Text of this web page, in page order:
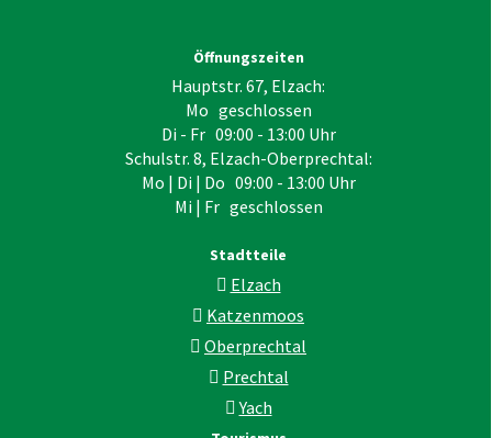
Öffnungszeiten
Hauptstr. 67, Elzach:
Mo geschlossen
Di - Fr 09:00 - 13:00 Uhr
Schulstr. 8, Elzach-Oberprechtal:
Mo | Di | Do 09:00 - 13:00 Uhr
Mi | Fr geschlossen
Stadtteile
Elzach
Katzenmoos
Oberprechtal
Prechtal
Yach